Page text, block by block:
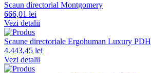
Scaun directorial Montgomery
666,01 lei
Vezi detalii
Scaune directoriale Ergohuman Luxury PDH
4.443,45 lei
Vezi detalii